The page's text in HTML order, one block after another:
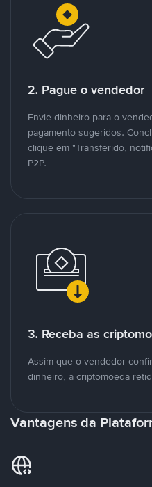
2. Pague o vendedor
Envie dinheiro para o
pagamento sugeridos.
clique em "Transferido,
P2P.
3. Receba as
Assim que o vendedor
dinheiro, a criptomoeda
Vantagens da